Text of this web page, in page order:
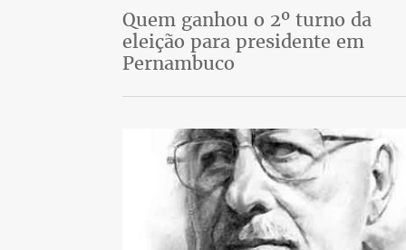
Quem ganhou o 2º turno da
eleição para presidente em
Pernambuco